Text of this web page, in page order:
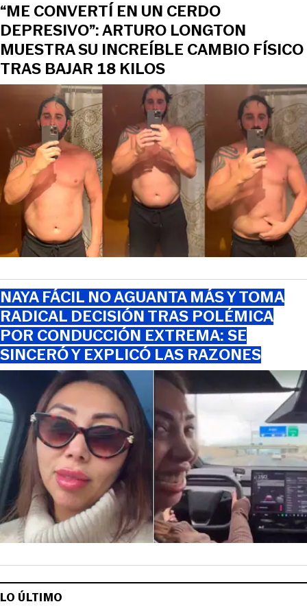
“ME CONVERTÍ EN UN CERDO
DEPRESIVO”: ARTURO LONGTON
MUESTRA SU INCREÍBLE CAMBIO FÍSICO
TRAS BAJAR 18 KILOS
NAYA FÁCIL NO AGUANTA MÁS Y TOMA
RADICAL DECISIÓN TRAS POLÉMICA
POR CONDUCCIÓN EXTREMA: SE
SINCERÓ Y EXPLICÓ LAS RAZONES
LO ÚLTIMO